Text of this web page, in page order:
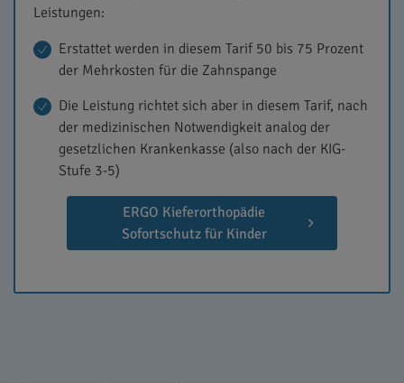
Leistungen:
Erstattet werden in diesem Tarif 50 bis 75 Prozent
der Mehrkosten für die Zahnspange
Die Leistung richtet sich aber in diesem Tarif, nach
der medizinischen Notwendigkeit analog der
gesetzlichen Krankenkasse (also nach der KIG-
Stufe 3-5)
ERGO Kieferorthopädie
Sofortschutz für Kinder